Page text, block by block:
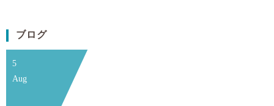
ブログ
5
Aug